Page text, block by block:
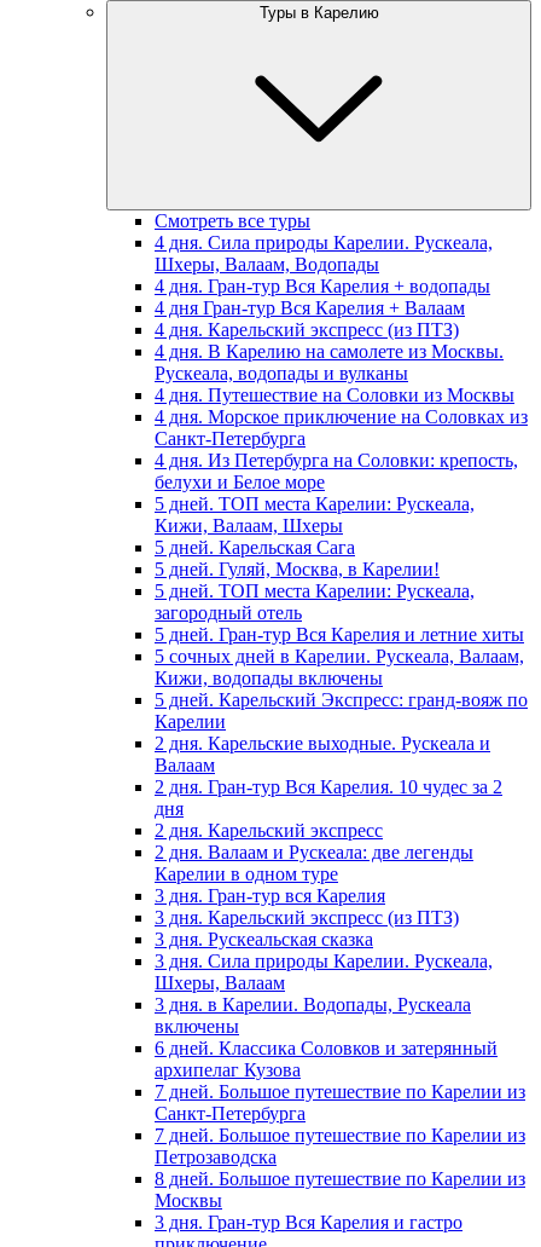
Туры в Карелию
Смотреть все туры
4 дня. Сила природы Карелии. Рускеала,
Шхеры, Валаам, Водопады
4 дня. Гран-тур Вся Карелия + водопады
4 дня Гран-тур Вся Карелия + Валаам
4 дня. Карельский экспресс (из ПТЗ)
4 дня. В Карелию на самолете из Москвы.
Рускеала, водопады и вулканы
4 дня. Путешествие на Соловки из Москвы
4 дня. Морское приключение на Соловках из
Санкт-Петербурга
4 дня. Из Петербурга на Соловки: крепость,
белухи и Белое море
5 дней. ТОП места Карелии: Рускеала,
Кижи, Валаам, Шхеры
5 дней. Карельская Сага
5 дней. Гуляй, Москва, в Карелии!
5 дней. ТОП места Карелии: Рускеала,
загородный отель
5 дней. Гран-тур Вся Карелия и летние хиты
5 сочных дней в Карелии. Рускеала, Валаам,
Кижи, водопады включены
5 дней. Карельский Экспресс: гранд-вояж по
Карелии
2 дня. Карельские выходные. Рускеала и
Валаам
2 дня. Гран-тур Вся Карелия. 10 чудес за 2
дня
2 дня. Карельский экспресс
2 дня. Валаам и Рускеала: две легенды
Карелии в одном туре
3 дня. Гран-тур вся Карелия
3 дня. Карельский экспресс (из ПТЗ)
3 дня. Рускеальская сказка
3 дня. Сила природы Карелии. Рускеала,
Шхеры, Валаам
3 дня. в Карелии. Водопады, Рускеала
включены
6 дней. Классика Соловков и затерянный
архипелаг Кузова
7 дней. Большое путешествие по Карелии из
Санкт-Петербурга
7 дней. Большое путешествие по Карелии из
Петрозаводска
8 дней. Большое путешествие по Карелии из
Москвы
3 дня. Гран-тур Вся Карелия и гастро